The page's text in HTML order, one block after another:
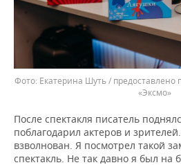
Екатерина Шуть / предоставлено
«Эксмо»
После спектакля писатель
поблагодарил актеров и
взволнован. Я посмотрел такой
спектакль. Не так давно я был на